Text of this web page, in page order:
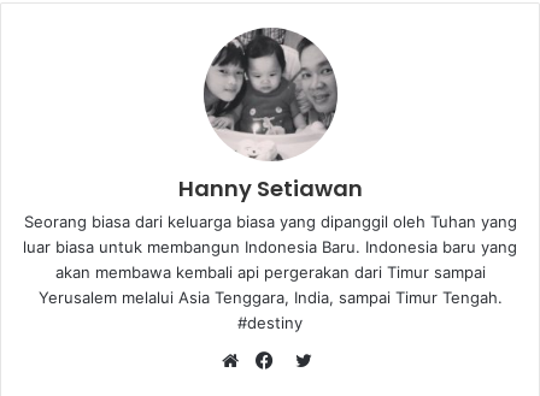
Hanny Setiawan
Seorang biasa dari keluarga biasa yang dipanggil oleh Tuhan yang
luar biasa untuk membangun Indonesia Baru. Indonesia baru yang
akan membawa kembali api pergerakan dari Timur sampai
Yerusalem melalui Asia Tenggara, India, sampai Timur Tengah.
#destiny